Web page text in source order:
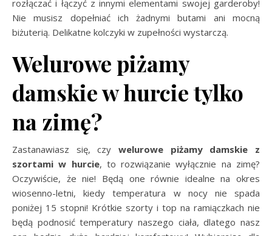
rozłączać i łączyć z innymi elementami swojej garderoby!
Nie musisz dopełniać ich żadnymi butami ani mocną
biżuterią. Delikatne kolczyki w zupełności wystarczą.
Welurowe piżamy
damskie w hurcie tylko
na zimę?
Zastanawiasz się, czy welurowe piżamy damskie z
szortami w hurcie, to rozwiązanie wyłącznie na zimę?
Oczywiście, że nie! Będą one równie idealne na okres
wiosenno-letni, kiedy temperatura w nocy nie spada
poniżej 15 stopni! Krótkie szorty i top na ramiączkach nie
będą podnosić temperatury naszego ciała, dlatego nasz